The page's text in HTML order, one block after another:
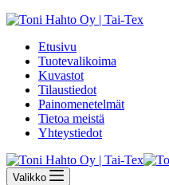
Etusivu
Tuotevalikoima
Kuvastot
Tilaustiedot
Painomenetelmät
Tietoa meistä
Yhteystiedot
Valikko